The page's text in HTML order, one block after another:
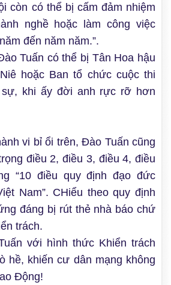
còn có thể bị cấm đảm nhiệm
nghề hoặc làm công việc
đến năm năm.”.
Tuấn có thể bị Tân Hoa hậu
hoặc Ban tổ chức cuộc thi
khi ấy đời anh rực rỡ hơn
vi bỉ ổi trên, Đào Tuấn cũng
điều 2, điều 3, điều 4, điều
“10 điều quy định đạo đức
Nam”. CHiểu theo quy định
đáng bị rút thẻ nhà báo chứ
trách.
với hình thức Khiển trách
hề, khiến cư dân mạng không
Động!